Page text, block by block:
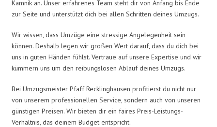
Kamnik an. Unser erfahrenes Team steht dir von Anfang bis Ende
zur Seite und unterstützt dich bei allen Schritten deines Umzugs.
Wir wissen, dass Umzüge eine stressige Angelegenheit sein
können. Deshalb legen wir großen Wert darauf, dass du dich bei
uns in guten Händen fühlst. Vertraue auf unsere Expertise und wir
kümmern uns um den reibungslosen Ablauf deines Umzugs.
Bei Umzugsmeister Pfaff Recklinghausen profitierst du nicht nur
von unserem professionellen Service, sondern auch von unseren
günstigen Preisen. Wir bieten dir ein faires Preis-Leistungs-
Verhältnis, das deinem Budget entspricht.